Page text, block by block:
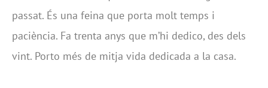
passat. És una feina que porta molt temps i
paciència. Fa trenta anys que m’hi dedico, des dels
vint. Porto més de mitja vida dedicada a la casa.